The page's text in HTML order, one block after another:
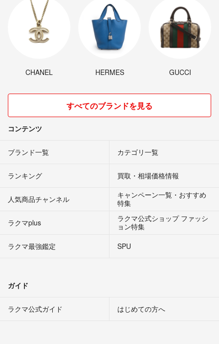
CHANEL HERMES GUCCI
すべてのブランドを見る
コンテンツ
ブランド一覧 カテゴリ一覧
ランキング 買取・相場価格情報
人気商品チャンネル
キャンペーン一覧・おすすめ
特集
ラクマplus
ラクマ公式ショップ ファッシ
ョン特集
ラクマ最強鑑定
SPU
ガイド
ラクマ公式ガイド はじめての方へ